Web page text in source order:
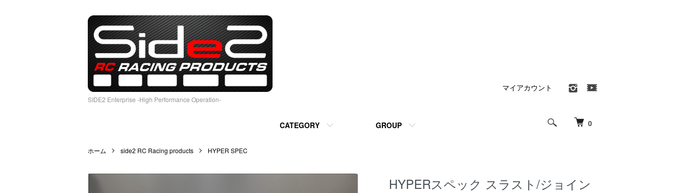
SIDE2 Enterprise -High Performance Operation-
0
CATEGORY GROUP
マイアカウント
ホーム side2 RC Racing products HYPER SPEC
HYPERスペック スラスト/ジョイン